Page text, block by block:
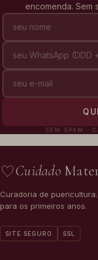
encomenda. Sem
SEM SPAM ·
Cuidado
Curadoria de
para os primeiros anos.
SITE SEGURO SSL